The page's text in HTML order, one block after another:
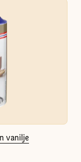
vanilje